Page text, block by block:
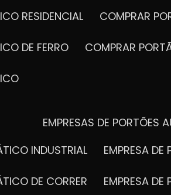
RESIDENCIAL COMPRAR
DE FERRO COMPRAR
EMPRESAS DE PORTÕES
INDUSTRIAL
EMPRESA
DE CORRER EMPRESA